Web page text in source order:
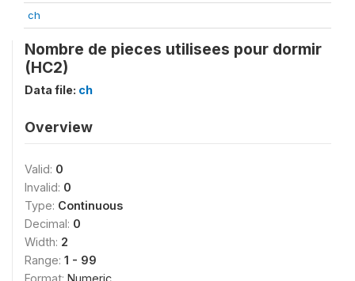
ch
Nombre de pieces utilisees pour dormir
(HC2)
Data file: ch
Overview
Valid: 0
Invalid: 0
Type: Continuous
Decimal: 0
Width: 2
Range: 1 - 99
Format: Numeric